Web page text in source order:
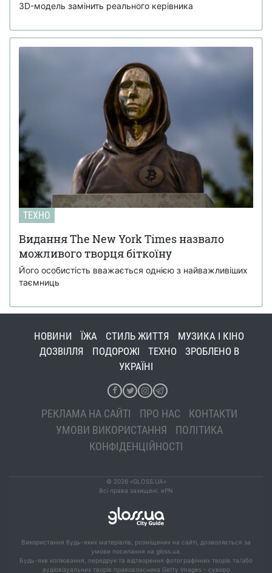
3D-модель замінить реального керівника
ТЕХНО
Видання The New York Times назвало
можливого творця біткоїну
Його особистість вважається однією з найважливіших
таємниць
НОВИНИ ЇЖА СТИЛЬ ЖИТТЯ
МУЗИКА І КІНО
ДОЗВІЛЛЯ
ПОДОРОЖІ ТЕХНО
ЗРОБЛЕНО В
УКРАЇНІ
РЕКЛАМА НА САЙТІ ПРО НАС
КОНТАКТИ
УМОВИ ВИКОРИСТАННЯ
ПОЛІТИКА
КОНФІДЕНЦІЙНОСТІ
© 2026 «GLOSS.UA»
Всі права захищені. ePN
Використання будь-яких матеріалів, розміщених на сайті, дозволяється за
умови посилання на gloss.ua.
Будь-яке копіювання, передрук та відтворення фотографічних творів та/або
аудіовізуальних творів правовласника Getty Images - суворо